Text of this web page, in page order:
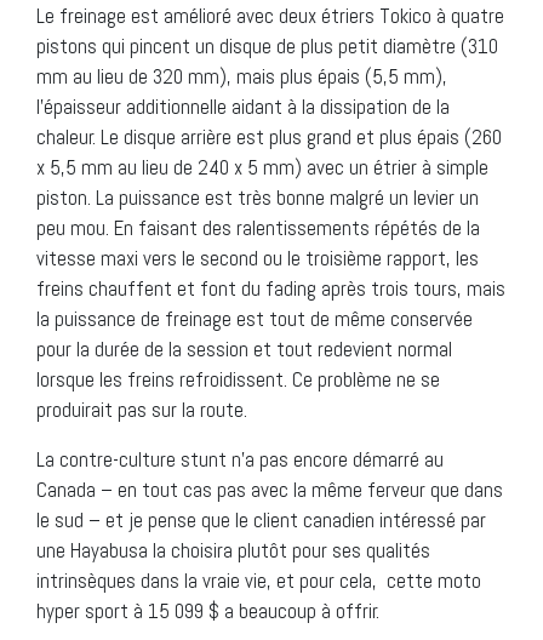
Le freinage est amélioré avec deux étriers Tokico à quatre
pistons qui pincent un disque de plus petit diamètre (310
mm au lieu de 320 mm), mais plus épais (5,5 mm),
l’épaisseur additionnelle aidant à la dissipation de la
chaleur. Le disque arrière est plus grand et plus épais (260
x 5,5 mm au lieu de 240 x 5 mm) avec un étrier à simple
piston. La puissance est très bonne malgré un levier un
peu mou. En faisant des ralentissements répétés de la
vitesse maxi vers le second ou le troisième rapport, les
freins chauffent et font du fading après trois tours, mais
la puissance de freinage est tout de même conservée
pour la durée de la session et tout redevient normal
lorsque les freins refroidissent. Ce problème ne se
produirait pas sur la route.
La contre-culture stunt n’a pas encore démarré au
Canada – en tout cas pas avec la même ferveur que dans
le sud – et je pense que le client canadien intéressé par
une Hayabusa la choisira plutôt pour ses qualités
intrinsèques dans la vraie vie, et pour cela, cette moto
hyper sport à 15 099 $ a beaucoup à offrir.